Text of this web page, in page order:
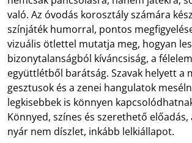
való. Az óvodás korosztály számára
színjáték humorral, pontos
vizuális ötlettel mutatja meg, hogyan
bizonytalanságból kíváncsiság, a
együttlétből barátság. Szavak helyett a
gesztusok és a zenei hangulatok
legkisebbek is könnyen
Könnyed, színes és szerethető előadás,
nyár nem díszlet, inkább lelkiállapot.